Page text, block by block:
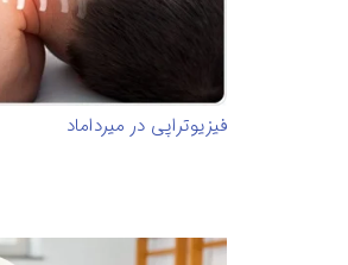
فیزیوتراپی در میرداماد